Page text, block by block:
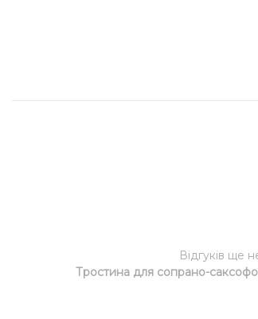
Відгуків ще
Тростина для сопрано-